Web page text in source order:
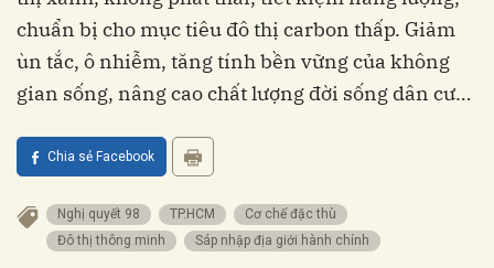
chuẩn bị cho mục tiêu đô thị carbon thấp. Giảm
ùn tắc, ô nhiễm, tăng tính bền vững của không
gian sống, nâng cao chất lượng đời sống dân cư…
Chia sẻ Facebook
Nghị quyết 98 TP.HCM
Cơ chế đặc thù
Đô thị thông minh
Sáp nhập địa giới hành chính